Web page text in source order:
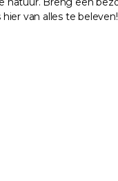
van alles te beleven!